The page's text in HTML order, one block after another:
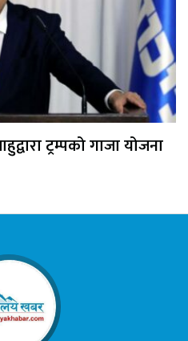
ट्रम्पको गाजा योजना